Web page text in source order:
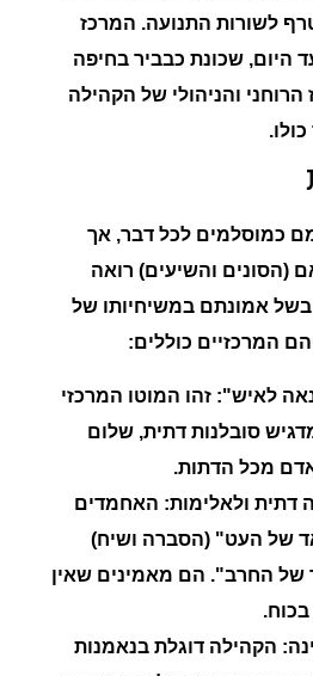
לשורות התנועה. המרכז
היום, שכונת כבביר בחיפה
והניהולי של הקהילה
כמוסלמים לכל דבר, אך
(הסונים והשיעים) רואה
אמונתם במשיחיותו של
המרכזיים כוללים:
לאיש": זהו המוטו המרכזי
סובלנות דתית, שלום
אדם מכל הדתות.
דתית ולאלימות: האחמדים
של העט" (הסברה ושיח)
של החרב". הם מאמינים שאין
הקהילה דוגלת בנאמנות